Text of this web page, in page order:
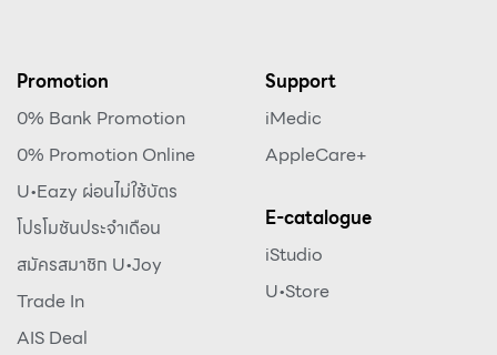
Promotion
0% Bank Promotion
0% Promotion Online
U•Eazy ผ่อนไม่ใช้บัตร
โปรโมชันประจำเดือน
สมัครสมาชิก U•Joy
Trade In
AIS Deal
Support
iMedic
AppleCare+
E-catalogue
iStudio
U•Store